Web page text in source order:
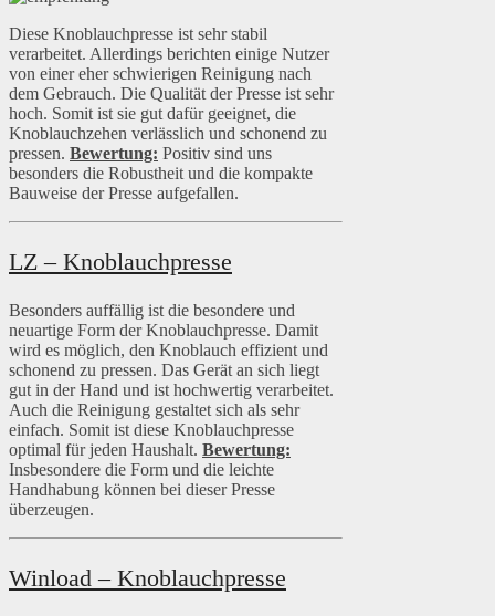
Diese Knoblauchpresse ist sehr stabil
verarbeitet. Allerdings berichten einige Nutzer
von einer eher schwierigen Reinigung nach
dem Gebrauch. Die Qualität der Presse ist sehr
hoch. Somit ist sie gut dafür geeignet, die
Knoblauchzehen verlässlich und schonend zu
pressen. Bewertung: Positiv sind uns
besonders die Robustheit und die kompakte
Bauweise der Presse aufgefallen.
LZ – Knoblauchpresse
Besonders auffällig ist die besondere und
neuartige Form der Knoblauchpresse. Damit
wird es möglich, den Knoblauch effizient und
schonend zu pressen. Das Gerät an sich liegt
gut in der Hand und ist hochwertig verarbeitet.
Auch die Reinigung gestaltet sich als sehr
einfach. Somit ist diese Knoblauchpresse
optimal für jeden Haushalt. Bewertung:
Insbesondere die Form und die leichte
Handhabung können bei dieser Presse
überzeugen.
Winload – Knoblauchpresse